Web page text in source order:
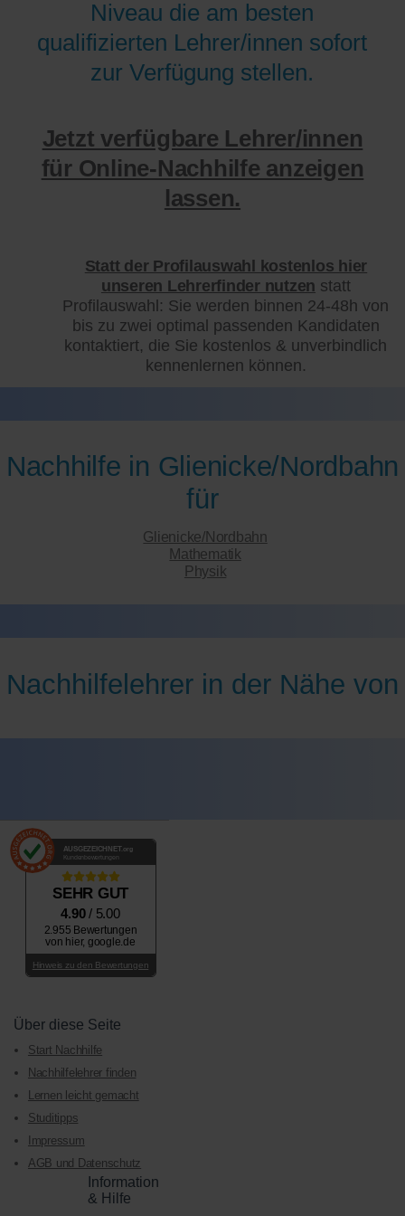
Niveau die am besten
qualifizierten Lehrer/innen sofort
zur Verfügung stellen.
Jetzt verfügbare Lehrer/innen
für Online-Nachhilfe anzeigen
lassen.
Statt der Profilauswahl kostenlos hier
unseren Lehrerfinder nutzen statt
Profilauswahl: Sie werden binnen 24-48h von
bis zu zwei optimal passenden Kandidaten
kontaktiert, die Sie kostenlos & unverbindlich
kennenlernen können.
Nachhilfe in Glienicke/Nordbahn
für
Glienicke/Nordbahn
Mathematik
Physik
Nachhilfelehrer in der Nähe von
AUSGEZEICHNET.org
Kundenbewertungen
SEHR GUT
4.90/ 5.00
2.955 Bewertungen
von hier, google.de
Hinweis zu den Bewertungen
Über diese Seite
Start Nachhilfe
Nachhilfelehrer finden
Lernen leicht gemacht
Studitipps
Impressum
AGB und Datenschutz
Information
& Hilfe